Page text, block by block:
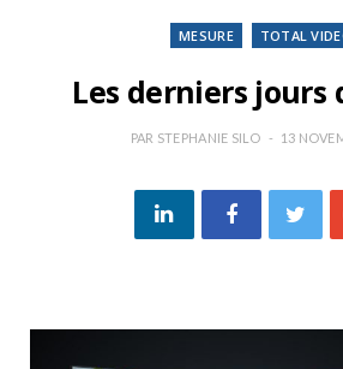
MESURE TOTAL
Les derniers jours
PAR STEPHANIE SILO 13